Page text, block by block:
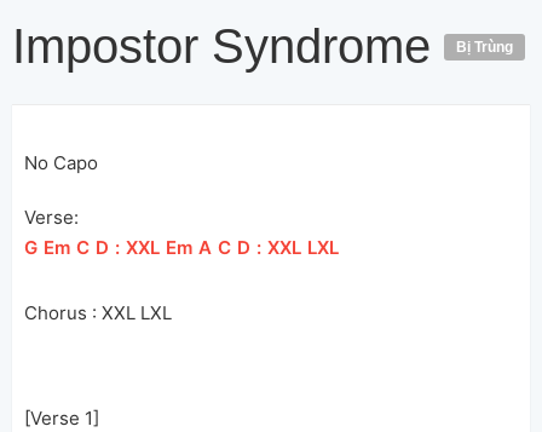
Impostor Syndrome Bị Trùng
No Capo
Verse:
[
G ][Em ]
[
C ][D ][: ]
[
XXL ][Em ]
[
A ]
[
C ][D ][: ]
[
XXL ][LXL
Chorus : XXL LXL
[Verse 1]